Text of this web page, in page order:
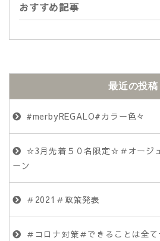
おすすめ記事
最近の投稿
#merbyREGALO#カラー色々
☆3月先着５０名限定☆＃オージ
ーン
＃2021＃政策発表
＃コロナ対策＃できることは全